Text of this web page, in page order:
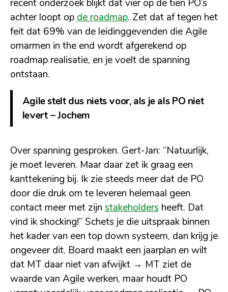
recent onderzoek blijkt dat vier op de tien PO’s
achter loopt opde roadmap. Zet dat af tegen het
feit dat 69% van de leidinggevenden die Agile
omarmen in the end wordt afgerekend op
roadmap realisatie, en je voelt de spanning
ontstaan.
Agile stelt dus niets voor, als je als PO niet
levert – Jochem
Over spanning gesproken. Gert-Jan: “Natuurlijk,
je moet leveren. Maar daar zet ik graag een
kanttekening bij. Ik zie steeds meer dat de PO
door die druk om te leveren helemaal geen
contact meer met zijn stakeholders heeft. Dat
vind ik shocking!” Schets je die uitspraak binnen
het kader van een top down systeem, dan krijg je
ongeveer dit. Board maakt een jaarplan en wilt
dat MT daar niet van afwijkt → MT ziet de
waarde van Agile werken, maar houdt PO